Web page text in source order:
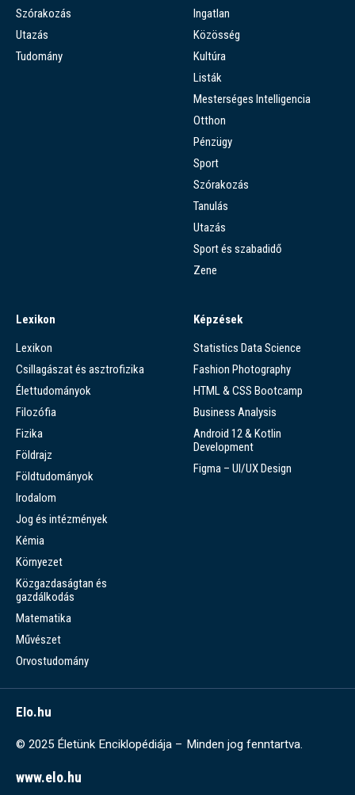
Szórakozás
Utazás
Tudomány
Ingatlan
Közösség
Kultúra
Listák
Mesterséges Intelligencia
Otthon
Pénzügy
Sport
Szórakozás
Tanulás
Utazás
Sport és szabadidő
Zene
Lexikon
Lexikon
Csillagászat és asztrofizika
Élettudományok
Filozófia
Fizika
Földrajz
Földtudományok
Irodalom
Jog és intézmények
Kémia
Környezet
Közgazdaságtan és
gazdálkodás
Matematika
Művészet
Orvostudomány
Képzések
Statistics Data Science
Fashion Photography
HTML & CSS Bootcamp
Business Analysis
Android 12 & Kotlin
Development
Figma – UI/UX Design
Elo.hu
© 2025 Életünk Enciklopédiája – Minden jog fenntartva.
www.elo.hu